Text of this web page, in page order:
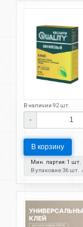
В наличии 92 шт.
-
В корзину
Мин. партия: 1 шт.
В упаковке:36 шт.